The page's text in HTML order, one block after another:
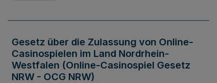
Gesetz über die Zulassung von Online-
Casinospielen im Land Nordrhein-
Westfalen (Online-Casinospiel Gesetz
NRW - OCG NRW)